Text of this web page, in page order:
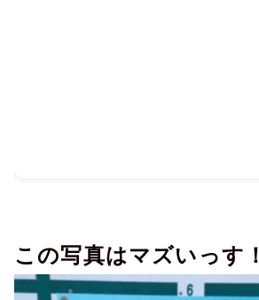
この写真はマズいっす！